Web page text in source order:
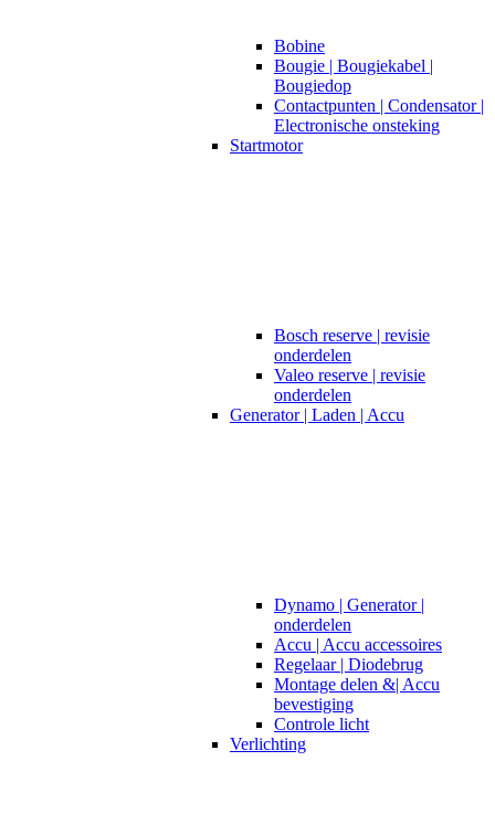
Bobine
Bougie | Bougiekabel |
Bougiedop
Contactpunten | Condensator |
Electronische onsteking
Startmotor
Bosch reserve | revisie
onderdelen
Valeo reserve | revisie
onderdelen
Generator | Laden | Accu
Dynamo | Generator |
onderdelen
Accu | Accu accessoires
Regelaar | Diodebrug
Montage delen &| Accu
bevestiging
Controle licht
Verlichting